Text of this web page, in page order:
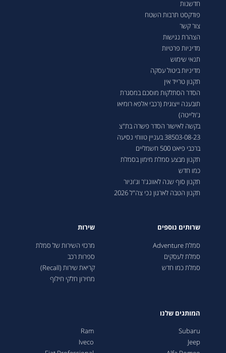
חדשנות
פודקסט תרבות השטח
צור קשר
הצהרת נגישות
מדיניות פרטיות
תנאי שימוש
מדיניות ביטול עסקה
תקנון טרייד אין
הסדר הסתלקות מוסכם במסגרת
תובענה ייצוגית (רכבי אלפא רומיאו
ג'ולייטה)
בקשה לאישור הסדר פשרה בת"צ
38503-08-23 בעניין טווחי נסיעה
ברכבי פיאט 500 חשמליים
תקנון מבצע סמלת מימון בסמלת
כמו חדש
תקנון סוף שנה לאוונג'ר וג'וניור
תקנון הטבה לארגון נכי צה"ל 2026
שרותים נוספים
סמלת Adventure
סמלת לעסקים
סמלת כמו חדש
שירות
מרכזי השירות של סמלת
ספרות רכב
קריאת שירות (Recall)
מחירון חלקי חילוף
המותגים שלנו
Subaru
Jeep
Ram
Iveco